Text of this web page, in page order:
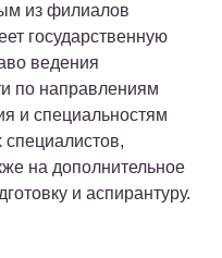
из филиалов
государственную
ведения
по направлениям
и специальностям
на дополнительное
и аспирантуру.